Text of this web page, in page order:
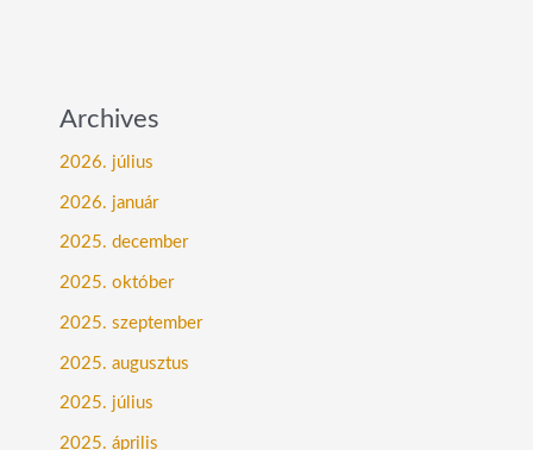
Archives
2026. július
2026. január
2025. december
2025. október
2025. szeptember
2025. augusztus
2025. július
2025. április